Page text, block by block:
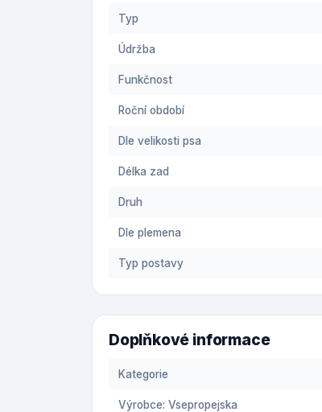
Typ
Údržba
Funkčnost
Roční období
Dle velikosti psa
Délka zad
Druh
Dle plemena
Typ postavy
Doplňkové informace
Kategorie
Výrobce: Vsepropejska